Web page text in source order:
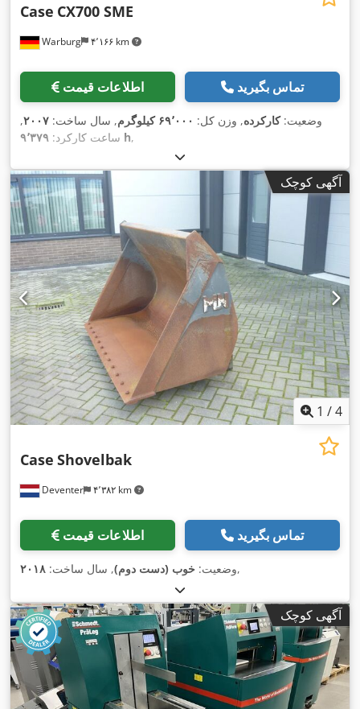
Warburg ۴٬۱۶۶ km
Case CX700 SME
اطلاعات قیمت تماس بگیرید
وضعیت:کارکرده, وزن کل: ۶۹٬۰۰۰ کیلوگرم , سال ساخت: ۲۰۰۷,
ساعت کارکرد: ۹٬۳۷۹ h,
آگهی کوچک
1 /4
Deventer ۴٬۳۸۲ km
Case Shovelbak
اطلاعات قیمت تماس بگیرید
وضعیت: خوب (دست دوم), سال ساخت: ۲۰۱۸ ,
آگهی کوچک